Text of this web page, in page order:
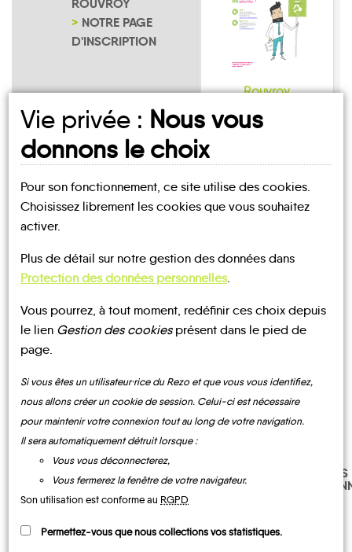
ROUVROY
NOTRE PAGE
D'INSCRIPTION
Rouvroy
UN AVIS, UN TÉMOIGNAGE
À PARTAGER ?
CONTACTEZ-NOUS !
Les infosMOBILITE
TRANSPORTS
À LA TRAIN BUS
Vie privée : Nous vous
donnons le choix
Pour son fonctionnement, ce site utilise des cookies.
Choisissez librement les cookies que vous souhaitez
activer.
Plus de détail sur notre gestion des données dans
Protection des données personnelles.
Vous pourrez, à tout moment, redéfinir ces choix depuis
le lien Gestion des cookiesprésent dans le pied de
page.
Si vous êtes un utilisateur·rice du Rezo et que vous vous identifiez,
nous allons créer un cookie de session. Celui-ci est nécessaire
pour maintenir votre connexion tout au long de votre navigation.
Il sera automatiquement détruit lorsque :
Vous vous déconnecterez,
Vous fermerez la fenêtre de votre navigateur.
Son utilisation est conforme au RGPD
Permettez-vous que nous collections vos statistiques.